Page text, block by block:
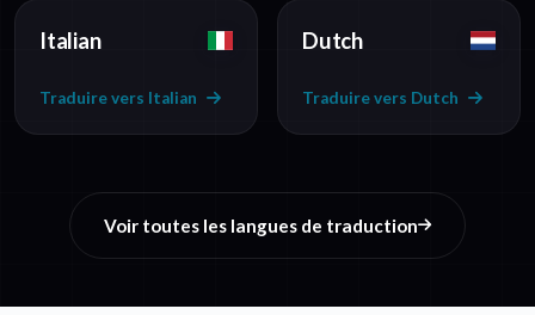
Italian
Traduire vers Italian
Dutch
Traduire vers Dutch
Voir toutes les langues de traduction